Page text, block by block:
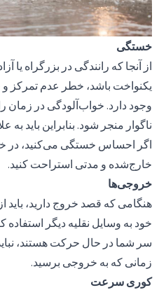
خستگی
از آنجا که رانندگی در بزرگراه یا
یکنواخت باشد، خطر عدم
وجود دارد. خواب‌آلودگی در زمان
ناگوار منجر شود. بنابراین باید
اگر احساس خستگی می‌کنید، در
خارج‌شده و مدتی استراحت کنید.
خروجی‌ها
هنگامی که قصد خروج دارید، باید
خود به وسایل نقلیه دیگر استفاده
سر شما در حال حرکت هستند،
زمانی که به خروجی برسید.
کوری سرعت